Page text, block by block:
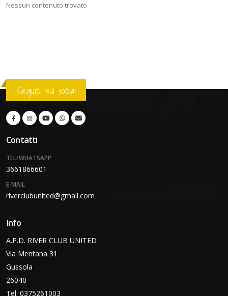
Nessun contenuto trovato
Seguici sui social
Contatti
TEL/WHATSAPP
3661866601
E-MAIL
riverclubunited@gmail.com
Info
A.P.D. RIVER CLUB UNITED
Via Mentana 31
Gussola
26040
Tel: 0375261003